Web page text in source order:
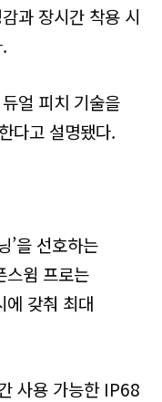
과 장시간 착용 시
얼 피치 기술을
다고 설명됐다.
’을 선호하는
스윔 프로는
갖춰 최대
사용 가능한 IP68